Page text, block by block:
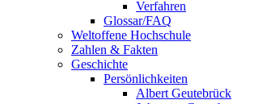
Verfahren
Glossar/FAQ
Weltoffene Hochschule
Zahlen & Fakten
Geschichte
Persönlichkeiten
Albert Geutebrück